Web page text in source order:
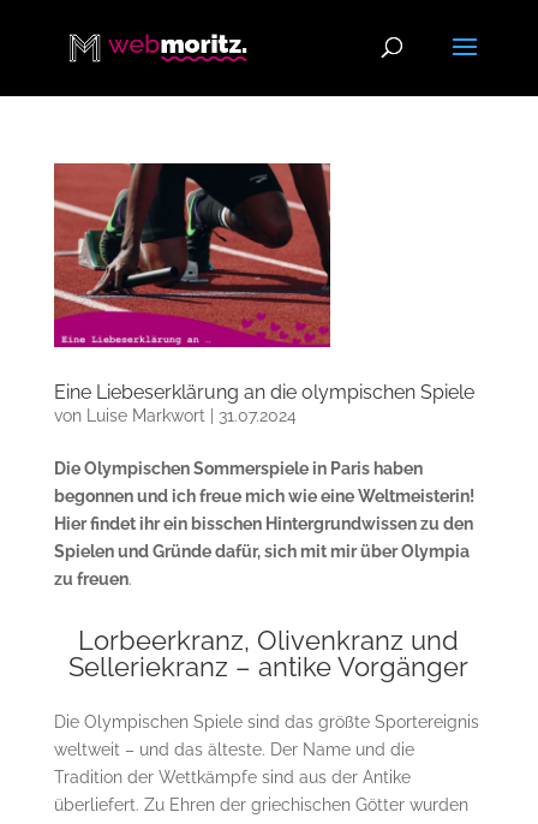
Eine Liebeserklärung an die olympischen Spiele
von Luise Markwort 31.07.2024
Die Olympischen Sommerspiele in Paris haben
begonnen und ich freue mich wie eine Weltmeisterin!
Hier findet ihr ein bisschen Hintergrundwissen zu den
Spielen und Gründe dafür, sich mit mir über Olympia
zu freuen.
Lorbeerkranz, Olivenkranz und
Selleriekranz – antike Vorgänger
Die Olympischen Spiele sind das größte Sportereignis
weltweit – und das älteste. Der Name und die
Tradition der Wettkämpfe sind aus der Antike
überliefert. Zu Ehren der griechischen Götter wurden